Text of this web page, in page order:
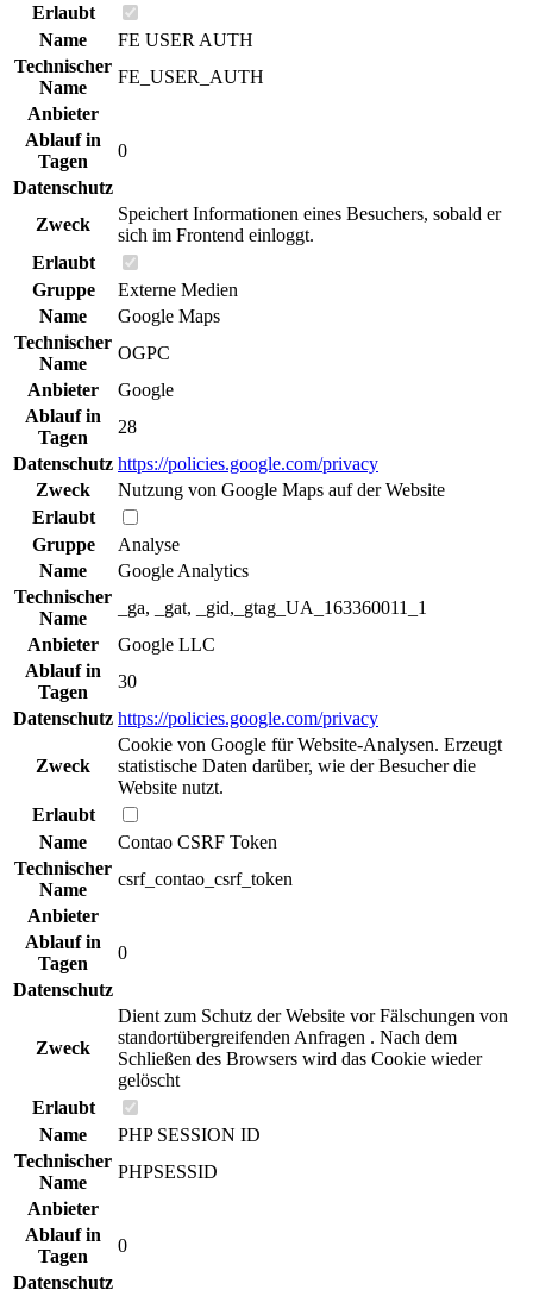
Erlaubt
Name
FE USER AUTH
Technischer
Name
FE_USER_AUTH
Anbieter
Ablauf in
Tagen
0
Datenschutz
Zweck
Speichert Informationen eines Besuchers, sobald er
sich im Frontend einloggt.
Erlaubt
Gruppe
Externe Medien
Name
Google Maps
Technischer
Name
OGPC
Anbieter
Google
Ablauf in
Tagen
28
Datenschutz https://policies.google.com/privacy
Zweck
Nutzung von Google Maps auf der Website
Erlaubt
Gruppe
Analyse
Name
Google Analytics
Technischer
Name
_ga, _gat, _gid,_gtag_UA_163360011_1
Anbieter
Google LLC
Ablauf in
Tagen
30
Datenschutz https://policies.google.com/privacy
Zweck
Cookie von Google für Website-Analysen. Erzeugt
statistische Daten darüber, wie der Besucher die
Website nutzt.
Erlaubt
Name
Contao CSRF Token
Technischer
Name
csrf_contao_csrf_token
Anbieter
Ablauf in
Tagen
0
Datenschutz
Zweck
Dient zum Schutz der Website vor Fälschungen von
standortübergreifenden Anfragen . Nach dem
Schließen des Browsers wird das Cookie wieder
gelöscht
Erlaubt
Name
PHP SESSION ID
Technischer
Name
PHPSESSID
Anbieter
Ablauf in
Tagen
0
Datenschutz